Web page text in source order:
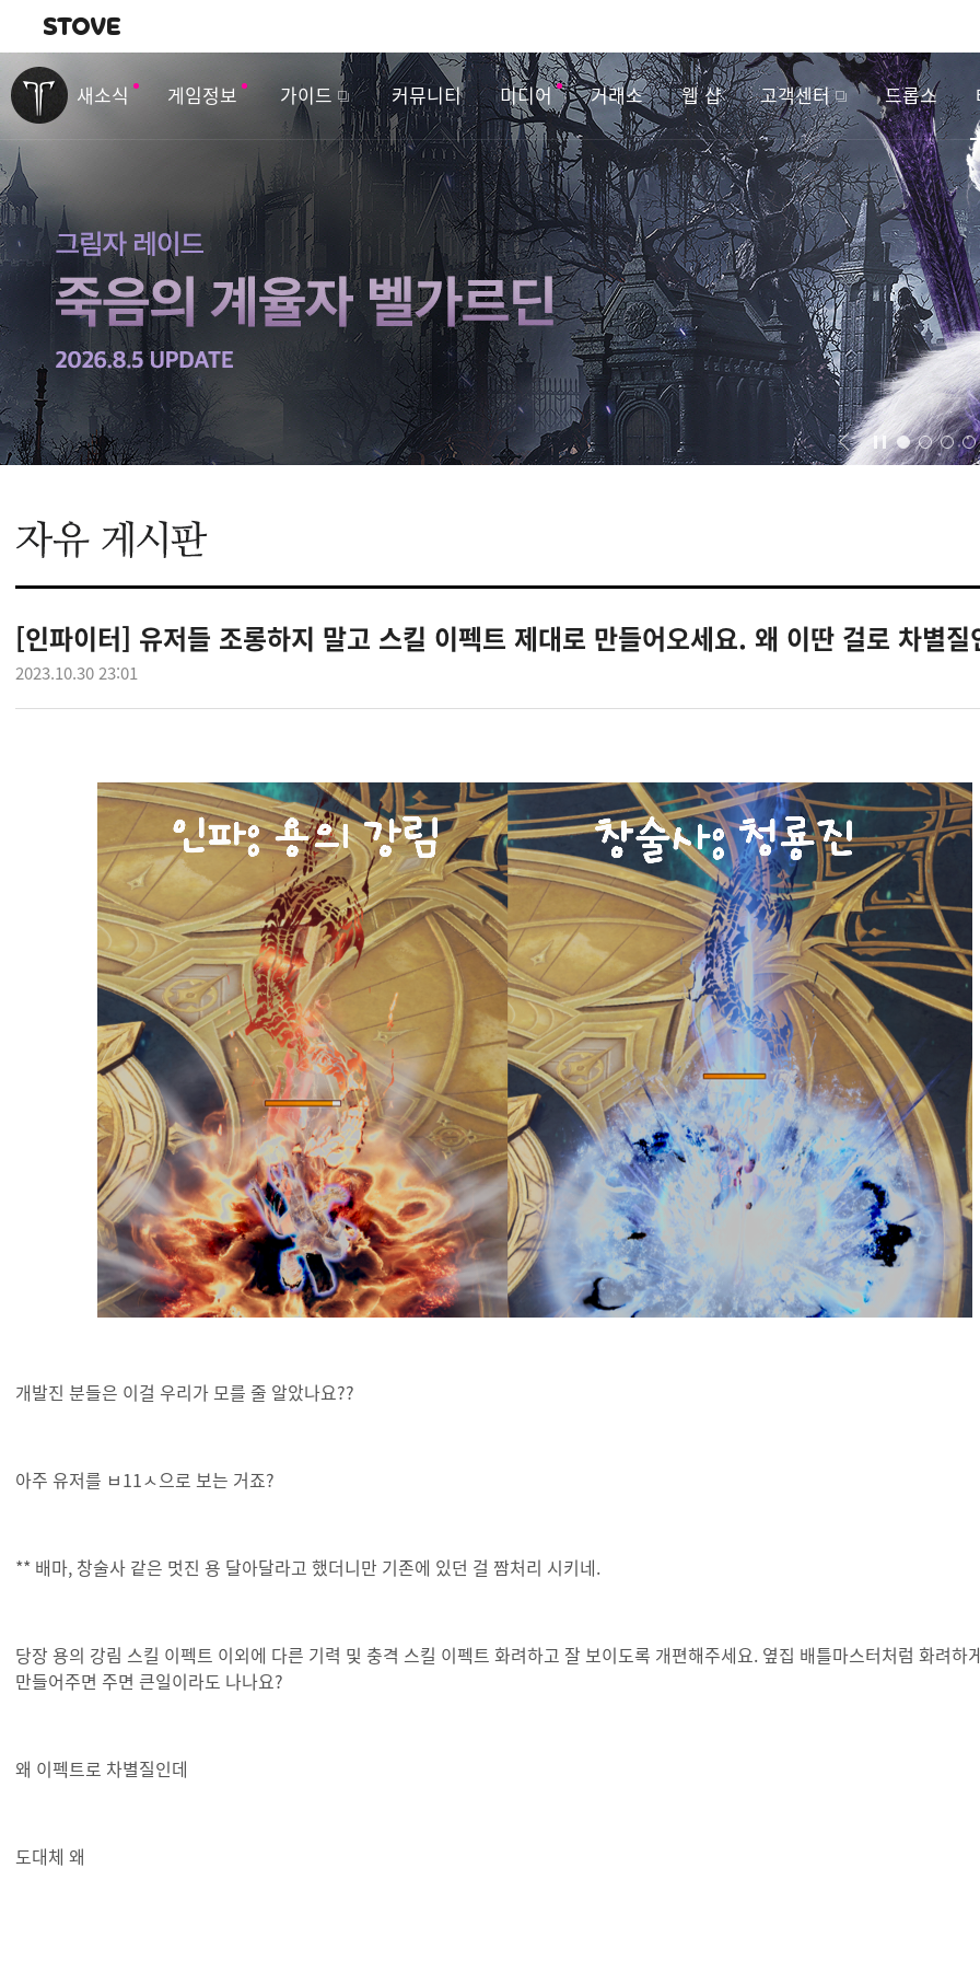
내비게이션
새소식 게임정보 가이드 커뮤니티 미디어 거래소 웹 샵 고객센터 드롭스
벤
트
&
업
데
이
트
[인파이터] 유저들 조롱하지 말고 스킬 이펙트 제대로 만들어오세요. 왜 이딴 걸로 차별질
2023.10.30 23:01
개발진 분들은 이걸 우리가 모를 줄 알았나요??
아주 유저를 ㅂ11ㅅ으로 보는 거죠?
** 배마, 창술사 같은 멋진 용 달아달라고 했더니만 기존에 있던 걸 짬처리 시키네.
당장 용의 강림 스킬 이펙트 이외에 다른 기력 및 충격 스킬 이펙트 화려하고 잘 보이도록 개편해주세요. 옆집 배틀마스터처럼 화려하
만들어주면 주면 큰일이라도 나나요?
왜 이펙트로 차별질인데
도대체 왜